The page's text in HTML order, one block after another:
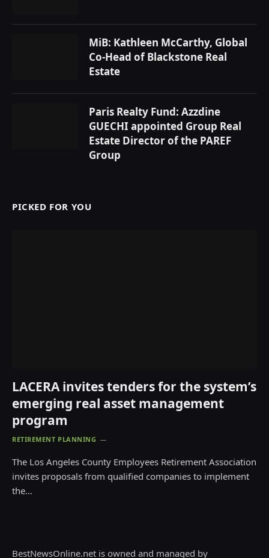
MiB: Kathleen McCarthy, Global
Co-Head of Blackstone Real
Estate
Paris Realty Fund: Azzdine
GUECHI appointed Group Real
Estate Director of the PAREF
Group
PICKED FOR YOU
LACERA invites tenders for the system’s
emerging real asset management
program
RETIREMENT PLANNING
The Los Angeles County Employees Retirement Association
invites proposals from qualified companies to implement
the…
BestNewsOnline.net is owned and managed by